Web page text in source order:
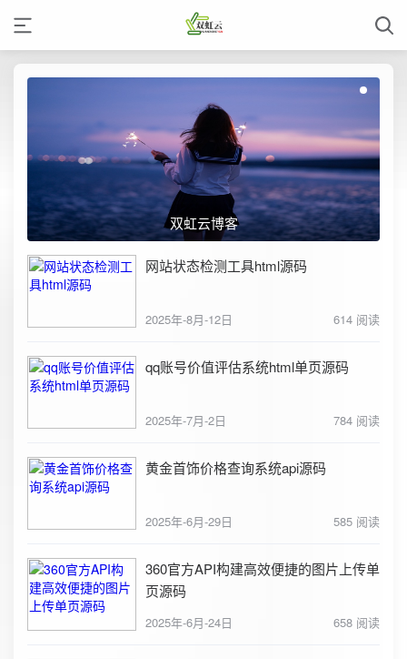
双虹云博客
网站状态检测工具html源码
2025年-8月-12日 614 阅读
qq账号价值评估系统html单页源码
2025年-7月-2日 784 阅读
黄金首饰价格查询系统api源码
2025年-6月-29日 585 阅读
360官方API构建高效便捷的图片上传单
页源码
2025年-6月-24日 658 阅读